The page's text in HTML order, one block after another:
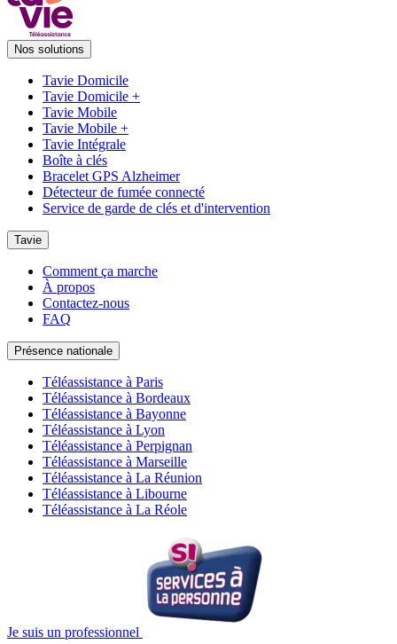
Nos solutions
Tavie Domicile
Tavie Domicile +
Tavie Mobile
Tavie Mobile +
Tavie Intégrale
Boîte à clés
Bracelet GPS Alzheimer
Détecteur de fumée connecté
Service de garde de clés et d'intervention
Tavie
Comment ça marche
À propos
Contactez-nous
FAQ
Présence nationale
Téléassistance à Paris
Téléassistance à Bordeaux
Téléassistance à Bayonne
Téléassistance à Lyon
Téléassistance à Perpignan
Téléassistance à Marseille
Téléassistance à La Réunion
Téléassistance à Libourne
Téléassistance à La Réole
Je suis un professionnel